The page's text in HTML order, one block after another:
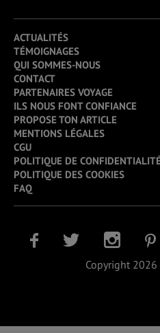
ACTUALITÉS
TÉMOIGNAGES
QUI SOMMES-NOUS
CONTACT
PARTENAIRES VOYAGE
ILS NOUS FONT CONFIANCE
PROPOSE TON ARTICLE
MENTIONS LÉGALES
CGU
POLITIQUE DE CONFIDENTIALITÉ
POLITIQUE DES COOKIES
FAQ
Copyright 2026